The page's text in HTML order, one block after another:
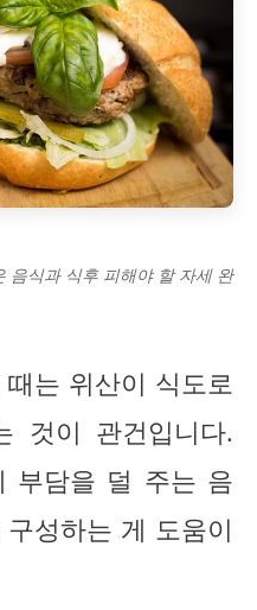
음식과 식후 피해야 할 자세 완
는 위산이 식도로
것이 관건입니다.
부담을 덜 주는 음
성하는 게 도움이